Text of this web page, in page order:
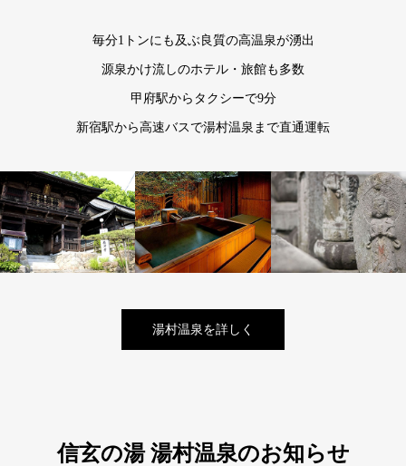
毎分1トンにも及ぶ良質の高温泉が湧出
源泉かけ流しのホテル・旅館も多数
甲府駅からタクシーで9分
新宿駅から高速バスで湯村温泉まで直通運転
湯村温泉を詳しく
信玄の湯 湯村温泉のお知らせ